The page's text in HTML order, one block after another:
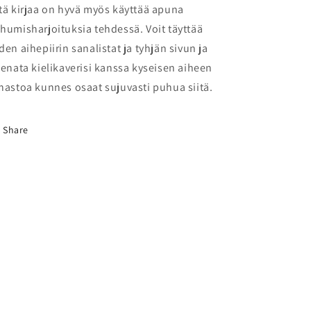
kirjaa on hyvä myös käyttää apuna
tehdessä. Voit täyttää
aihepiirin sanalistat ja tyhjän sivun ja
kielikaverisi kanssa kyseisen aiheen
kunnes osaat sujuvasti puhua siitä.
Share